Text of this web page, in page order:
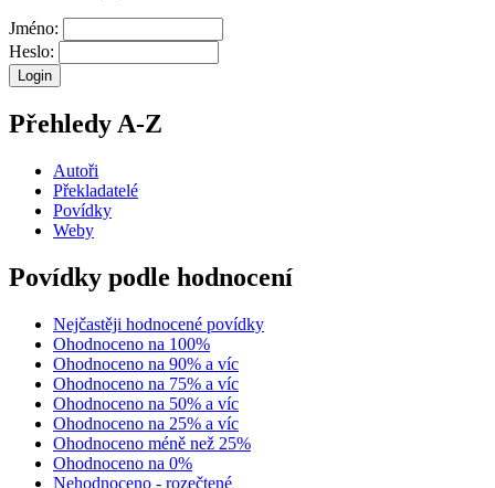
Jméno:
Heslo:
Přehledy A-Z
Autoři
Překladatelé
Povídky
Weby
Povídky podle hodnocení
Nejčastěji hodnocené povídky
Ohodnoceno na 100%
Ohodnoceno na 90% a víc
Ohodnoceno na 75% a víc
Ohodnoceno na 50% a víc
Ohodnoceno na 25% a víc
Ohodnoceno méně než 25%
Ohodnoceno na 0%
Nehodnoceno - rozečtené